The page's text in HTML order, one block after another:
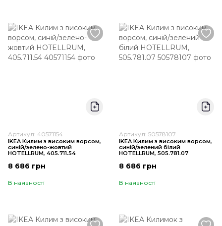
Артикул: 40571154
IKEA Килим з високим ворсом,
синій/зелено-жовтий
HOTELLRUM, 405.711.54
8 686 грн
В наявності
Артикул: 50578107
IKEA Килим з високим ворсом,
синій/зелений білий
HOTELLRUM, 505.781.07
8 686 грн
В наявності